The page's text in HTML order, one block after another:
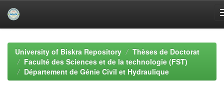
navigationUniversity of Biskra Repository
Thèses de Doctorat
Faculté des Sciences et de la technologie (FST)
Département de Génie Civil et Hydraulique